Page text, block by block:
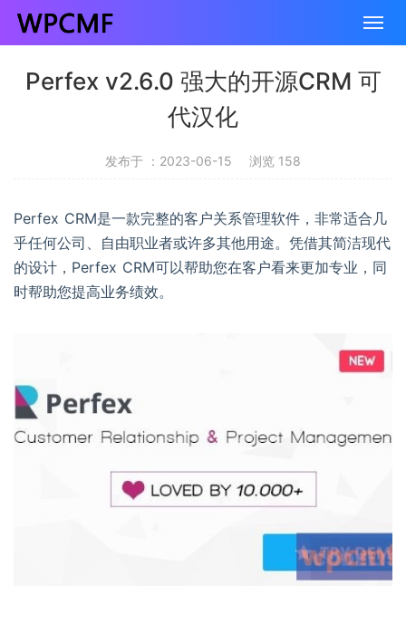
Perfex v2.6.0 强大的开源CRM 可
代汉化
发布于 ：2023-06-15 浏览 158
Perfex CRM是一款完整的客户关系管理软件，非常适合几
乎任何公司、自由职业者或许多其他用途。凭借其简洁现代
的设计，Perfex CRM可以帮助您在客户看来更加专业，同
时帮助您提高业务绩效。